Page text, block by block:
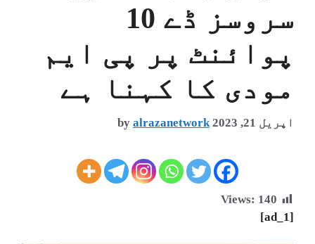
سروسز ڈے 10
پوائنٹ پر پی ایم
مودی کا کہنا ہے
اپریل 21, 2023 by alrazanetwork
Views: 140
[ad_1]